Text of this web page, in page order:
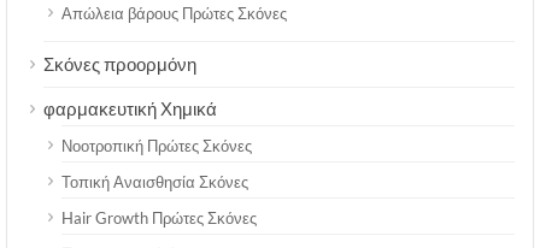
Απώλεια βάρους Πρώτες Σκόνες
Σκόνες προορμόνη
φαρμακευτική Χημικά
Νοοτροπική Πρώτες Σκόνες
Τοπική Αναισθησία Σκόνες
Hair Growth Πρώτες Σκόνες